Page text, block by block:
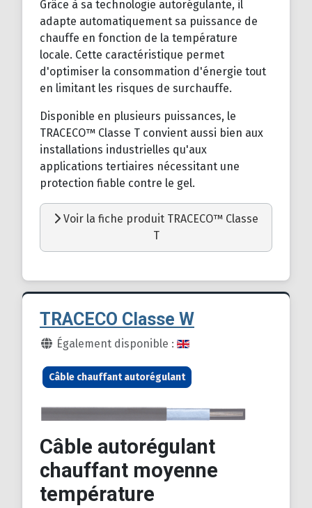
Grâce à sa technologie autorégulante, il
adapte automatiquement sa puissance de
chauffe en fonction de la température
locale. Cette caractéristique permet
d'optimiser la consommation d'énergie tout
en limitant les risques de surchauffe.
Disponible en plusieurs puissances, le
TRACECO™ Classe T convient aussi bien aux
installations industrielles qu'aux
applications tertiaires nécessitant une
protection fiable contre le gel.
Voir la fiche produit TRACECO™ Classe
T
TRACECO Classe W
DétailsÉgalement disponible :
Câble chauffant autorégulant
Câble autorégulant
chauffant moyenne
température